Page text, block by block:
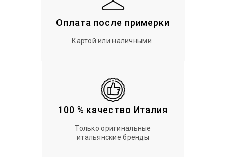
Оплата после примерки
Картой или наличными
100 % качество Италия
Только оригинальные
итальянские бренды